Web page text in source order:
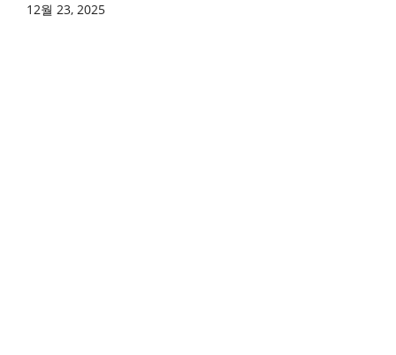
12월 23, 2025